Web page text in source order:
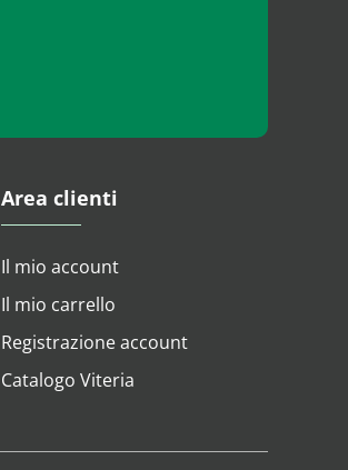
Area clienti
Il mio account
Il mio carrello
Registrazione account
Catalogo Viteria